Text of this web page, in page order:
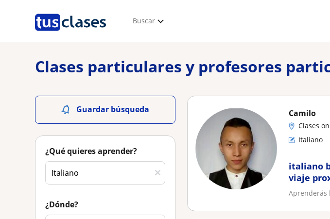
Buscar
Clases particulares y profesores
Guardar búsqueda
¿Qué quieres aprender?
¿Dónde?
Camilo
Clases
Italiano
italiano
viaje
cultura
Aprenderás